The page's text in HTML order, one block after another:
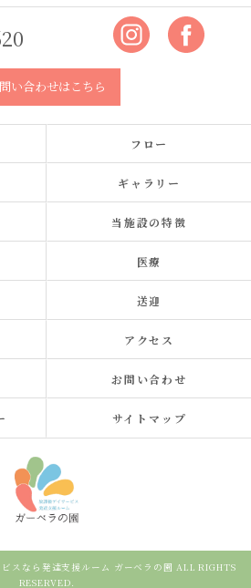
い合わせはこちら
フロー
ギャラリー
当施設の特徴
医療
送迎
アクセス
お問い合わせ
サイトマップ
スなら発達支援ルーム ガーベラの園 ALL RIGHTS
RESERVED.